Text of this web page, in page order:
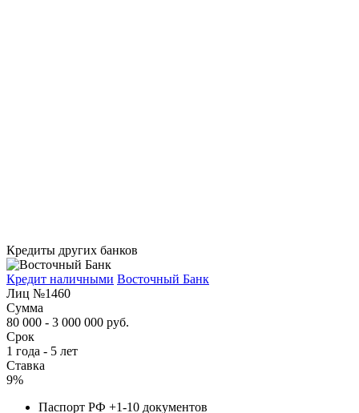
Кредиты других банков
Кредит наличными Восточный Банк
Лиц №1460
Сумма
80 000 - 3 000 000 руб.
Срок
1 года - 5 лет
Ставка
9%
Паспорт РФ +1-10 документов